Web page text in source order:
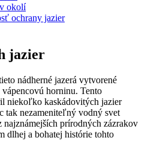
okolí
ochrany jazier
jazier
nádherné jazerá vytvorené
horninu. Tento
niekoľko kaskádovitých jazier
tak nezameniteľný vodný svet
prírodných zázrakov
dlhej a bohatej histórie tohto